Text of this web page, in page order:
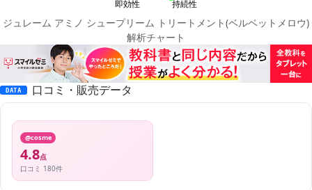
ジュレーム アミノ シュープリーム トリートメント(ベルベットメロウ)
解析チャート
DATA 口コミ・販売データ
@cosme
4.8点
口コミ 180件